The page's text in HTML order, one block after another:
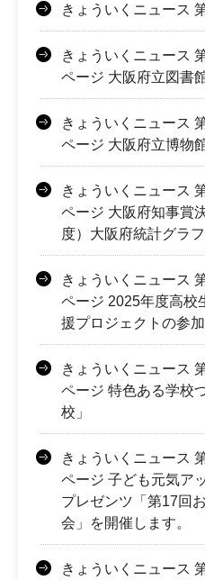
きょういくニュース
きょういくニュース
ページ 大阪府立図書
きょういくニュース
ページ 大阪府立博物
きょういくニュース
ページ 大阪府知事賞
度）大阪府統計グラ
きょういくニュース
ページ 2025年度高校
援プロジェクトの参
きょういくニュース
ページ 特色ある学校
校」
きょういくニュース
ページ 子ども元気ア
プレゼンツ「第17回
会」を開催します。
きょういくニュース